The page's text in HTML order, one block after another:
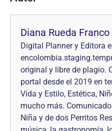
Diana Rueda Franco
Digital Planner y Editora
original y libre de plagio.
portal desde el 2019 en
Vida y Estilo, Estética,
mucho más.
Niña y de dos Perritos